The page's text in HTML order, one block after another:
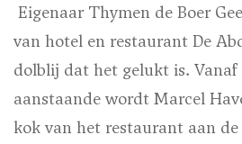
Eigenaar Thymen de Boer
van hotel en restaurant De
dolblij dat het gelukt is.
aanstaande wordt Marcel
kok van het restaurant aan